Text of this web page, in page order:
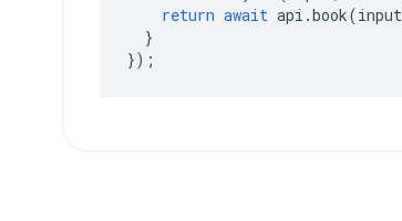
return await api .book(input
}
});